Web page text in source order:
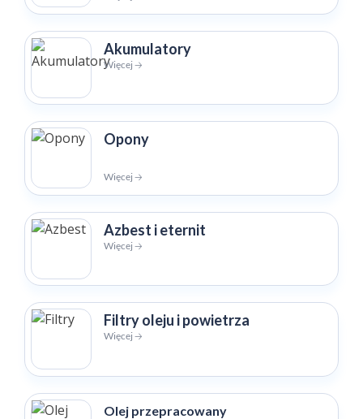
Akumulatory
Więcej 🡢
Opony
Więcej 🡢
Azbest i eternit
Więcej 🡢
Filtry oleju i powietrza
Więcej 🡢
Olej przepracowany